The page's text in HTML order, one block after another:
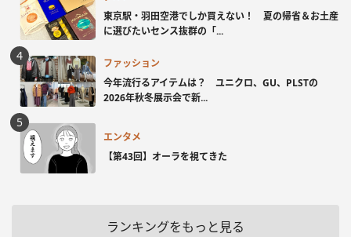
東京駅・羽田空港でしか買えない！ 夏の帰省＆お土産
に選びたいセンス抜群の「...
ファッション
今年流行るアイテムは？ ユニクロ、GU、PLSTの
2026年秋冬展示会で新...
エンタメ
【第43回】オーラを視てきた
ランキングをもっと見る